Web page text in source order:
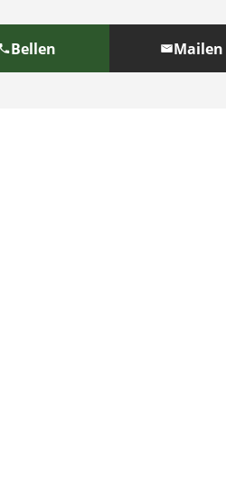
Bellen Mailen